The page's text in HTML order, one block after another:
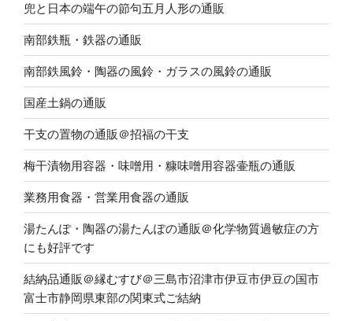
兜と日本の端午の節句五月人形の通販
南部鉄瓶・鉄器の通販
南部鉄風鈴・陶器の風鈴・ガラスの風鈴の通販
国産土鍋の通販
干支の置物の通販＠招福の干支
梅干漬物用容器・味噌用・糠味噌用容器壷瓶の通販
業務用食器・営業用食器の通販
湯たんぽ・陶器の湯たんぽの通販＠化学物質過敏症の方
にも好評です
結納品通販＠縁むすび＠三島市沼津市伊豆市伊豆の国市
富士市静岡県東部の関東式ご結納